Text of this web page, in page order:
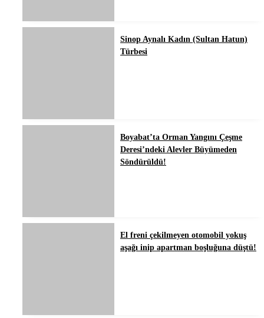
Sinop Aynalı Kadın (Sultan Hatun)
Türbesi
Boyabat’ta Orman Yangını Çeşme
Deresi’ndeki Alevler Büyümeden
Söndürüldü!
El freni çekilmeyen otomobil yokuş
aşağı inip apartman boşluğuna düştü!